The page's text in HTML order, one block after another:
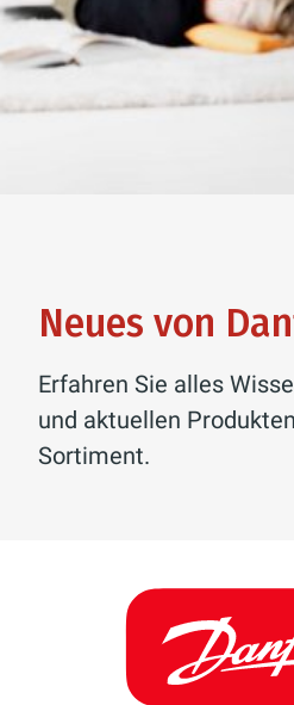
Neues von
Erfahren Sie alles
und aktuellen
Sortiment.